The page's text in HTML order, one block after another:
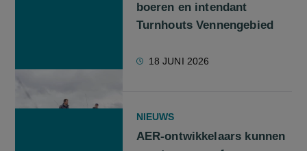
boeren en intendant
Turnhouts Vennengebied
18 JUNI 2026
NIEUWS
AER-ontwikkelaars kunnen